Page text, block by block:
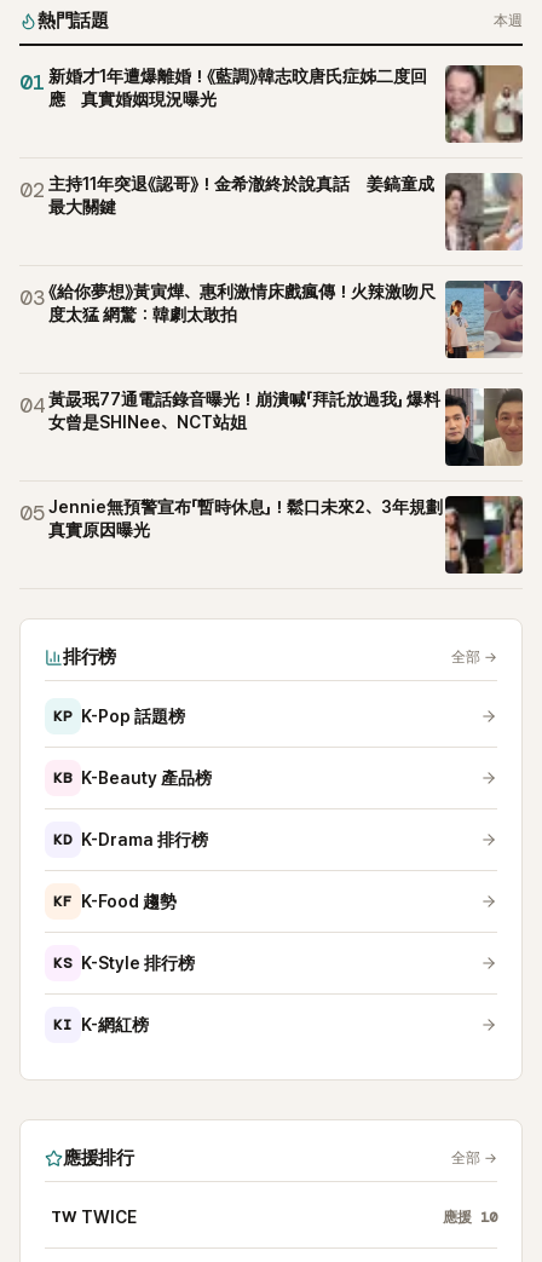
熱門話題 本週
01 新婚才1年遭爆離婚！《藍調》韓志旼唐氏症姊二度回
應 真實婚姻現況曝光
02 主持11年突退《認哥》！金希澈終於說真話 姜鎬童成
最大關鍵
03《給你夢想》黃寅燁、惠利激情床戲瘋傳！火辣激吻尺
度太猛 網驚：韓劇太敢拍
04黃晸珉77通電話錄音曝光！崩潰喊「拜託放過我」 爆料
女曾是SHINee、NCT站姐
05Jennie無預警宣布「暫時休息」！鬆口未來2、3年規劃
真實原因曝光
排行榜 全部 →
KP K-Pop 話題榜
KB K-Beauty 產品榜
KD K-Drama 排行榜
KF K-Food 趨勢
KS K-Style 排行榜
KI K-網紅榜
應援排行 全部 →
TW TWICE 應援 10